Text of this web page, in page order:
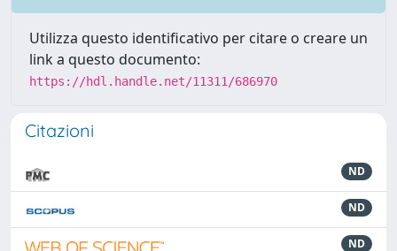
Utilizza questo identificativo per citare o creare un
link a questo documento:
https://hdl.handle.net/11311/686970
Citazioni
ND
ND
ND